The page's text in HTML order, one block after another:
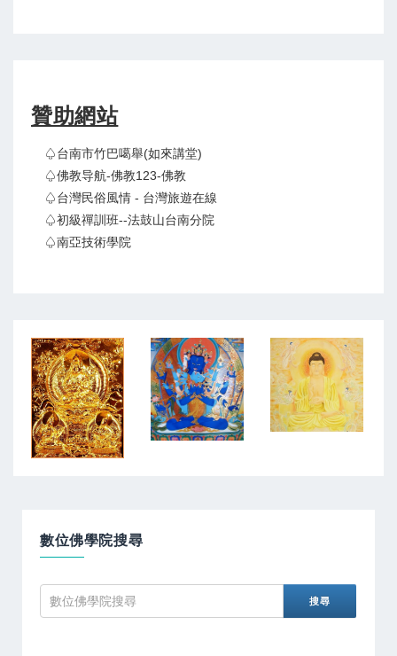
贊助網站
♤台南市竹巴噶舉(如來講堂)
♤佛教导航-佛教123-佛教
♤台灣民俗風情 - 台灣旅遊在線
♤初級禪訓班--法鼓山台南分院
♤南亞技術學院
數位佛學院搜尋